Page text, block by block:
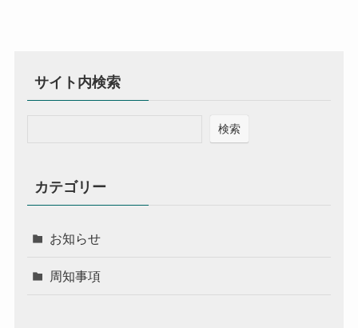
サイト内検索
検索
カテゴリー
お知らせ
周知事項